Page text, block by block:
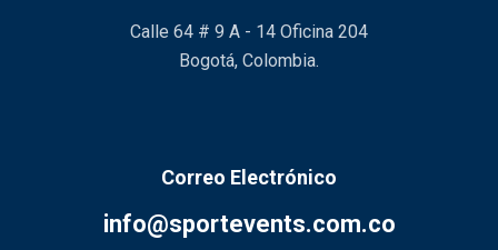
Calle 64 # 9 A - 14 Oficina 204
Bogotá, Colombia.
Correo Electrónico
info@sportevents.com.co